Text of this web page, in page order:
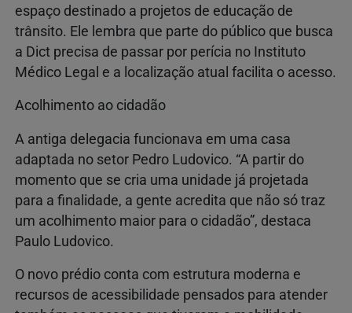
espaço destinado a projetos de educação de
trânsito. Ele lembra que parte do público que busca
a Dict precisa de passar por perícia no Instituto
Médico Legal e a localização atual facilita o acesso.
Acolhimento ao cidadão
A antiga delegacia funcionava em uma casa
adaptada no setor Pedro Ludovico. “A partir do
momento que se cria uma unidade já projetada
para a finalidade, a gente acredita que não só traz
um acolhimento maior para o cidadão”, destaca
Paulo Ludovico.
O novo prédio conta com estrutura moderna e
recursos de acessibilidade pensados para atender